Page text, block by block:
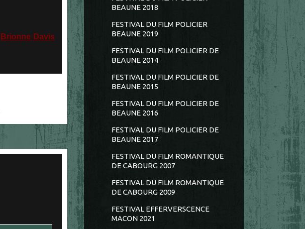
Brionne Davis
BEAUNE 2018
FESTIVAL DU FILM POLICIER
BEAUNE 2019
FESTIVAL DU FILM POLICIER DE
BEAUNE 2014
FESTIVAL DU FILM POLICIER DE
BEAUNE 2015
FESTIVAL DU FILM POLICIER DE
BEAUNE 2016
FESTIVAL DU FILM POLICIER DE
BEAUNE 2017
FESTIVAL DU FILM ROMANTIQUE
DE CABOURG 2007
FESTIVAL DU FILM ROMANTIQUE
DE CABOURG 2009
FESTIVAL EFFERVERSCENCE
MACON 2021